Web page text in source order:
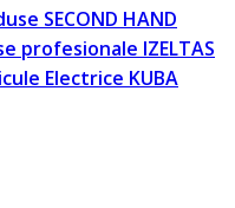
SECOND HAND
profesionale IZELTAS
Electrice KUBA